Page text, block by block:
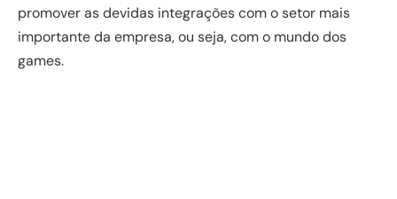
promover as devidas integrações com o setor mais
importante da empresa, ou seja, com o mundo dos
games.